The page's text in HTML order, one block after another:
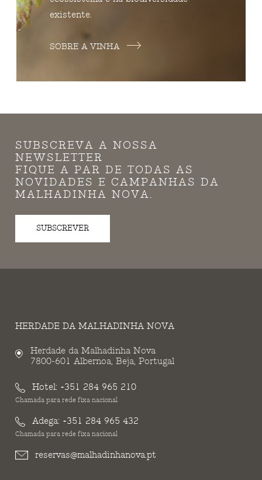
existente.
SOBRE A VINHA
SUBSCREVA A NOSSA
NEWSLETTER
FIQUE A PAR DE TODAS AS
NOVIDADES E CAMPANHAS DA
MALHADINHA NOVA.
SUBSCREVER
HERDADE DA MALHADINHA NOVA
Herdade da Malhadinha Nova
7800-601 Albernoa, Beja, Portugal
Hotel: +351 284 965 210
Chamada para rede fixa nacional
Adega: +351 284 965 432
Chamada para rede fixa nacional
reservas@malhadinhanova.pt